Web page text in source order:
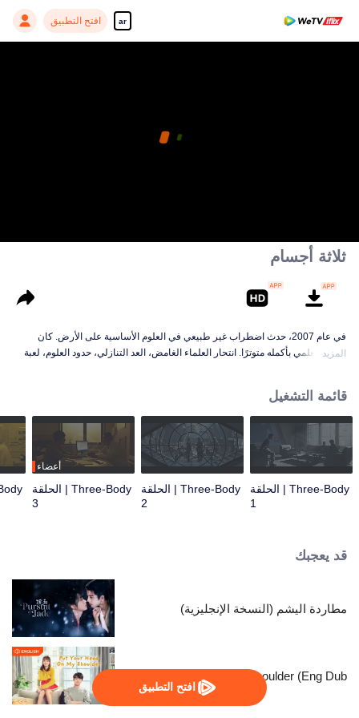
ar افتح التطبيق
افتح التطبيق
ثلاثة أجسام
في عام 2007، حدث اضطراب غير طبيعي في العلوم الأساسية على الأرض. كان
العالم العلمي بأكمله متوترًا. انتحار العلماء الغامض، العد التنازلي، حدود العلوم، لعبة
ETO ومركز العمليات، أكد وانغ مياو وشي تشيانغ تدريجيًا وجود العالم في لعبة مشكلة
الأجسام الثلاثة. كل الأشياء نشأت من الصراع اليائس من أجل البقاء بين حضارتين.
بفضل الجهود المشتركة لمركز العمليات المشترك والعلماء، استعاد وانغ مياو وشي
تشيانغ وآخرون الأمل والإيمان، مما دفع الجميع إلى مواصلة القتال ضد غزو
المزيد
قائمة التشغيل
Three-Body | الحلقة
1
Three-Body | الحلقة
2
أعضاء
Three-Body | الحلقة
3
قد يعجبك
مطاردة اليشم (النسخة الإنجليزية)
Put Your Head On My Shoulder (Eng Dub)